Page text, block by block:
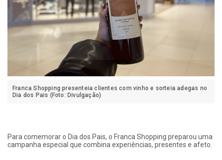
Franca Shopping presenteia clientes com vinho e sorteia adegas no
Dia dos Pais (Foto: Divulgação)
Para comemorar o Dia dos Pais, o Franca Shopping preparou uma
campanha especial que combina experiências, presentes e afeto.